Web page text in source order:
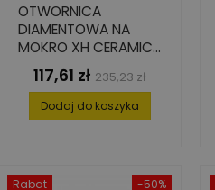
OTWORNICA
DIAMENTOWA NA
MOKRO XH CERAMICS
44 MM
Cena
117,61 zł Cena
podstawowa
235,23 zł
Dodaj do koszyka
-50%
Rabat